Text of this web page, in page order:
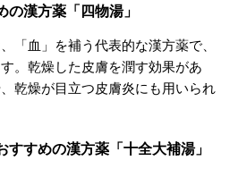
漢方薬「四物湯」
「血」を補う代表的な漢方薬で、
。乾燥した皮膚を潤す効果があ
乾燥が目立つ皮膚炎にも用いられ
すすめの漢方薬「十全大補湯」